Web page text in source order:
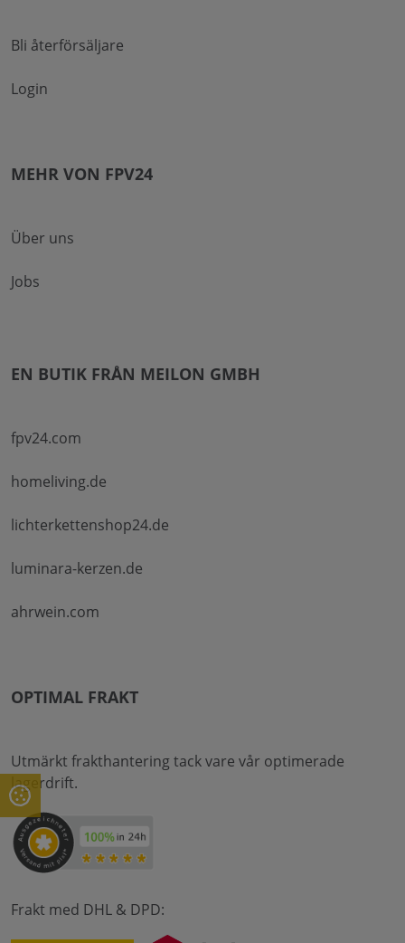
Bli återförsäljare
Login
MEHR VON FPV24
Über uns
Jobs
EN BUTIK FRÅN MEILON GMBH
fpv24.com
homeliving.de
lichterkettenshop24.de
luminara-kerzen.de
ahrwein.com
OPTIMAL FRAKT
Utmärkt frakthantering tack vare vår optimerade
lagerdrift.
Frakt med DHL & DPD: